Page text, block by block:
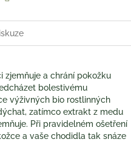
a chrání pokožku
bolestivému
výživných bio rostlinných
zatímco extrakt z medu
Při pravidelném ošetření
a vaše chodidla tak snáze